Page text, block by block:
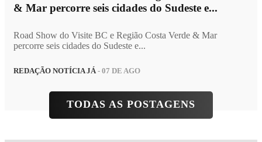
& Mar percorre seis cidades do Sudeste e...
Road Show do Visite BC e Região Costa Verde & Mar
percorre seis cidades do Sudeste e...
REDAÇÃO NOTÍCIA JÁ - 07 DE AGO
TODAS AS POSTAGENS